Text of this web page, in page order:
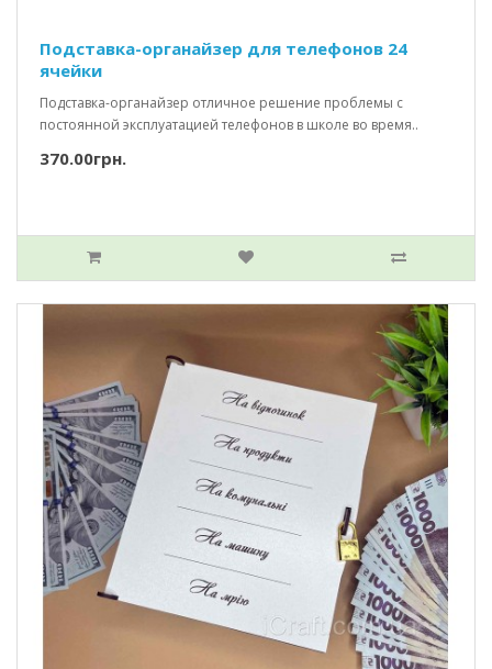
Подставка-органайзер для телефонов 24
ячейки
Подставка-органайзер отличное решение проблемы с
постоянной эксплуатацией телефонов в школе во время..
370.00грн.